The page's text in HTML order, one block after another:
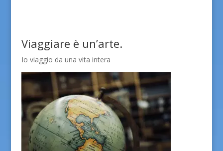
Viaggiare è un’arte.
Io viaggio da una vita intera